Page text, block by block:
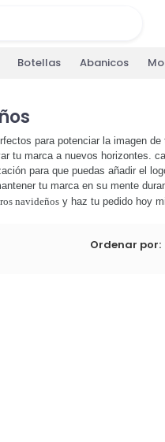
Botellas Abanicos
para potenciar la imagen
tu marca a nuevos horizontes.
para que puedas añadir el
tu marca en su mente
navideñosy haz tu pedido hoy
Ordenar por: